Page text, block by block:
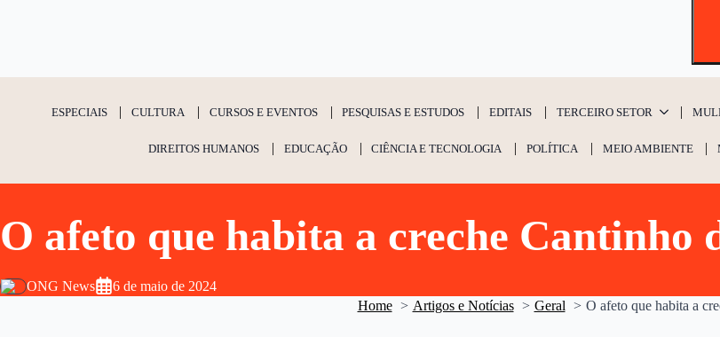
ESPECIAIS CULTURA CURSOS E EVENTOS PESQUISAS E ESTUDOS EDITAIS TERCEIRO SETOR
DIREITOS HUMANOS EDUCAÇÃO CIÊNCIA E TECNOLOGIA POLÍTICA MEIO AMBIENTE
O afeto que habita a creche Cantinho
ONG News
6 de maio de 2024
Home
Artigos e Notícias Geral O afeto que habita a